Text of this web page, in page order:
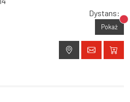
Dystans:
Pokaż